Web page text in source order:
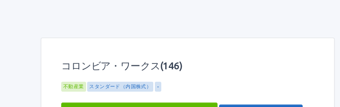
コロンビア・ワークス(146)
不動産業 スタンダード（内国株式） -